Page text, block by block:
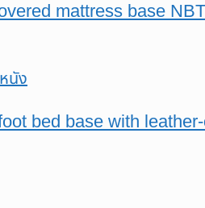
mattress base
bed base with